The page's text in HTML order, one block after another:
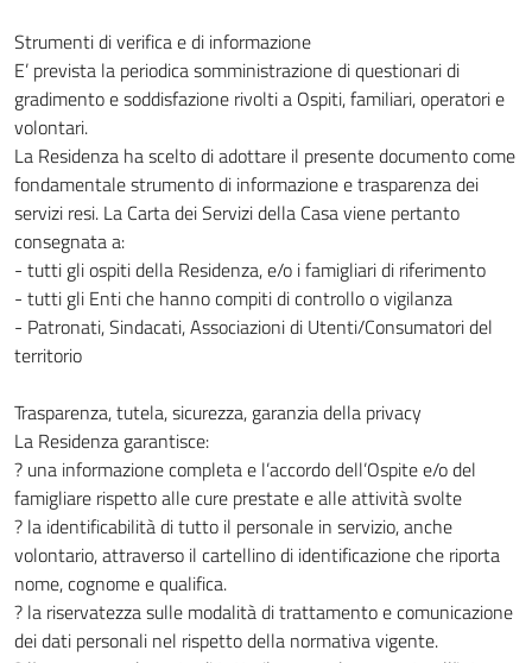
Strumenti di verifica e di informazione
E’ prevista la periodica somministrazione di questionari di
gradimento e soddisfazione rivolti a Ospiti, familiari, operatori e
volontari.
La Residenza ha scelto di adottare il presente documento come
fondamentale strumento di informazione e trasparenza dei
servizi resi. La Carta dei Servizi della Casa viene pertanto
consegnata a:
- tutti gli ospiti della Residenza, e/o i famigliari di riferimento
- tutti gli Enti che hanno compiti di controllo o vigilanza
- Patronati, Sindacati, Associazioni di Utenti/Consumatori del
territorio
Trasparenza, tutela, sicurezza, garanzia della privacy
La Residenza garantisce:
? una informazione completa e l’accordo dell’Ospite e/o del
famigliare rispetto alle cure prestate e alle attività svolte
? la identificabilità di tutto il personale in servizio, anche
volontario, attraverso il cartellino di identificazione che riporta
nome, cognome e qualifica.
? la riservatezza sulle modalità di trattamento e comunicazione
dei dati personali nel rispetto della normativa vigente.